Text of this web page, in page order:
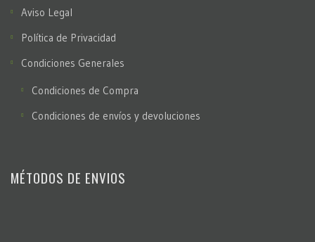
Aviso Legal
Política de Privacidad
Condiciones Generales
Condiciones de Compra
Condiciones de envíos y devoluciones
MÉTODOS DE ENVIOS